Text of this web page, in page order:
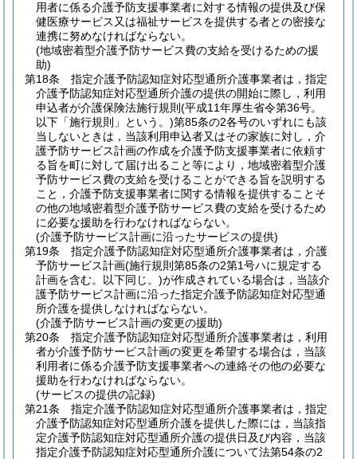
用者に係る介護予防支援事業者に対する情報の提供及び保
健医療サービス又は福祉サービスを提供する者との密接な
連携に努めなければならない。
(地域密着型介護予防サービス費の支給を受けるための援
助)
第18条
指定介護予防認知症対応型通所介護事業者は，指定
介護予防認知症対応型通所介護の提供の開始に際し，利用
申込者が介護保険法施行規則 (平成11年厚生省令第36号。
以下「施行規則」という。)第85条の2各号のいずれにも該
当しないときは，当該利用申込者又はその家族に対し，介
護予防サービス計画の作成を介護予防支援事業者に依頼す
る旨を町に対して届け出ること等により，地域密着型介護
予防サービス費の支給を受けることができる旨を説明する
こと，介護予防支援事業者に関する情報を提供することそ
の他の地域密着型介護予防サービス費の支給を受けるため
に必要な援助を行わなければならない。
(介護予防サービス計画に沿ったサービスの提供)
第19条
指定介護予防認知症対応型通所介護事業者は，介護
予防サービス計画(施行規則第85条の2第1号ハに規定する
計画を含む。以下同じ。)が作成されている場合は，当該介
護予防サービス計画に沿った指定介護予防認知症対応型通
所介護を提供しなければならない。
(介護予防サービス計画の変更の援助)
第20条
指定介護予防認知症対応型通所介護事業者は，利用
者が介護予防サービス計画の変更を希望する場合は，当該
利用者に係る介護予防支援事業者への連絡その他の必要な
援助を行わなければならない。
(サービスの提供の記録)
第21条
指定介護予防認知症対応型通所介護事業者は，指定
介護予防認知症対応型通所介護を提供した際には，当該指
定介護予防認知症対応型通所介護の提供日及び内容，当該
指定介護予防認知症対応型通所介護について法第54条の2